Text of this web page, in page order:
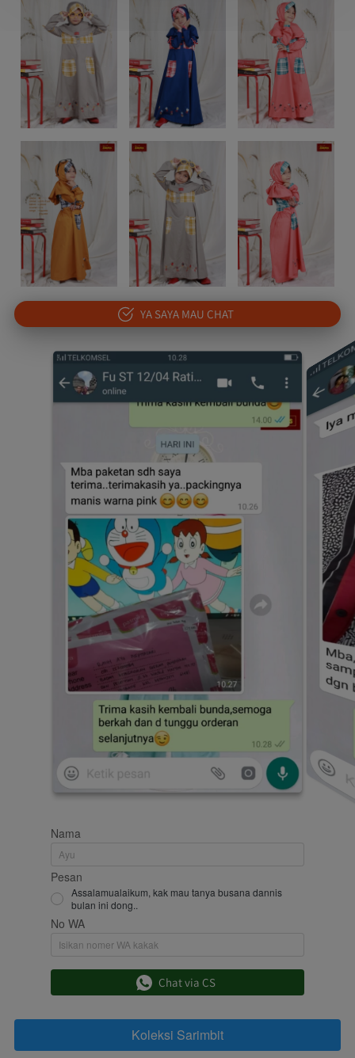
` YA SAYA MAU CHAT
Nama
Pesan
Assalamualaikum, kak mau tanya busana dannis
bulan ini dong..
No WA
` Chat via CS
`Koleksi Sarimbit